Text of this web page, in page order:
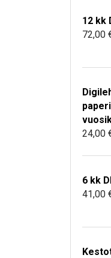
12 kk
72,00
24,00
6 kk
41,00